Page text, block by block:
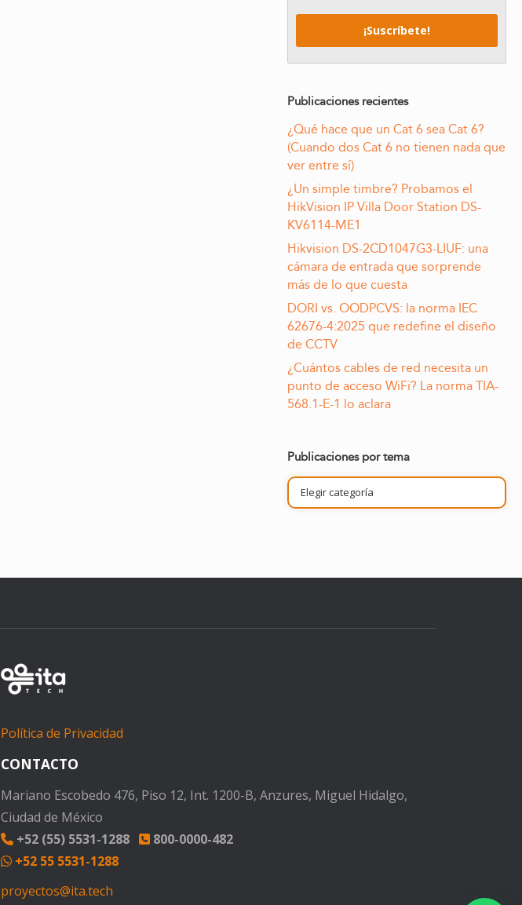
Publicaciones recientes
¿Qué hace que un Cat 6 sea Cat 6?
(Cuando dos Cat 6 no tienen nada que
ver entre sí)
¿Un simple timbre? Probamos el
HikVision IP Villa Door Station DS-
KV6114-ME1
Hikvision DS-2CD1047G3-LIUF: una
cámara de entrada que sorprende
más de lo que cuesta
DORI vs. OODPCVS: la norma IEC
62676-4:2025 que redefine el diseño
de CCTV
¿Cuántos cables de red necesita un
punto de acceso WiFi? La norma TIA-
568.1-E-1 lo aclara
Publicaciones por tema
Publicaciones
por
tema
Política de Privacidad
CONTACTO
Mariano Escobedo 476, Piso 12, Int. 1200-B, Anzures, Miguel Hidalgo,
Ciudad de México
+52 (55) 5531-1288
800-0000-482
+52 55 5531-1288
proyectos@ita.tech